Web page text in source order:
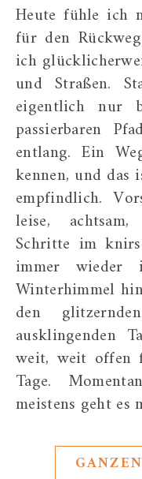
Heute fühle ich mich reich beschenkt. Denn
für den
ich
und Straßen.
eigentlich nur
passierbaren
entlang. Ein
kennen, und
empfindlich.
leise,
Schritte im
immer wieder
Winterhimmel
den
ausklingenden
weit, weit offen
Tage.
meistens geht